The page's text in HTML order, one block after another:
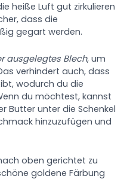
heiße Luft gut zirkulieren
dass die
gegart werden.
ausgelegtes Blech, um
verhindert auch, dass
wodurch du die
du möchtest, kannst
Butter unter die Schenkel
hinzuzufügen und
oben gerichtet zu
goldene Färbung